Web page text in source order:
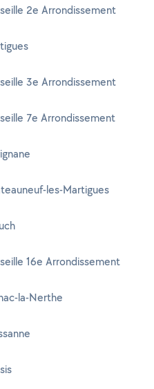
2e Arrondissement
3e Arrondissement
7e Arrondissement
les-Martigues
16e Arrondissement
la-Nerthe